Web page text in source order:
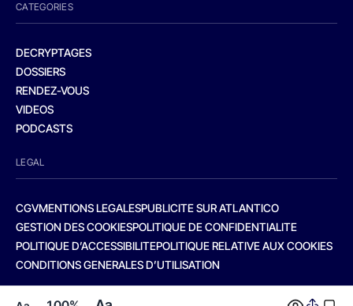
CATEGORIES
DECRYPTAGES
DOSSIERS
RENDEZ-VOUS
VIDEOS
PODCASTS
LEGAL
CGVMENTIONS LEGALESPUBLICITE SUR ATLANTICO
GESTION DES COOKIESPOLITIQUE DE CONFIDENTIALITE
POLITIQUE D’ACCESSIBILITEPOLITIQUE RELATIVE AUX COOKIES
CONDITIONS GENERALES D’UTILISATION